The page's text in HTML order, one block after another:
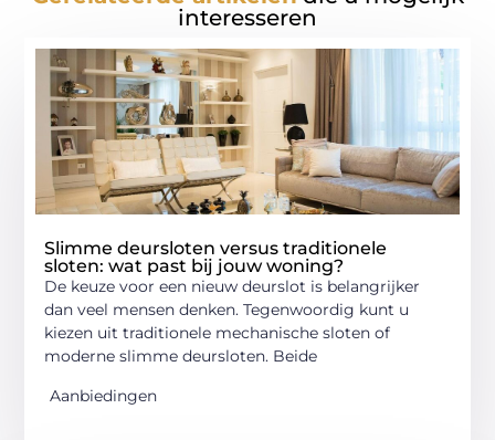
interesseren
Slimme deursloten versus traditionele
sloten: wat past bij jouw woning?
De keuze voor een nieuw deurslot is belangrijker
dan veel mensen denken. Tegenwoordig kunt u
kiezen uit traditionele mechanische sloten of
moderne slimme deursloten. Beide
Aanbiedingen